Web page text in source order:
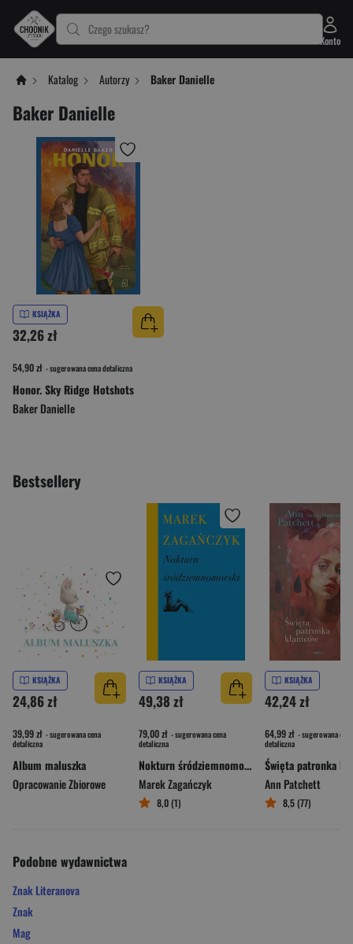
Czego szukasz?
Konto
Katalog Autorzy Baker Danielle
Baker Danielle
KSIĄŻKA
32,26 zł
54,90 zł - sugerowana cena detaliczna
Honor. Sky Ridge Hotshots
Baker Danielle
Bestsellery
KSIĄŻKA
24,86 zł
39,99 zł - sugerowana cena
detaliczna
Album maluszka
Opracowanie Zbiorowe
KSIĄŻKA
49,38 zł
79,00 zł - sugerowana cena
detaliczna
Nokturn śródziemnomorski
Marek Zagańczyk
8,0 (1)
KSIĄŻKA
42,24 zł
64,99 zł - sugerowana cena
detaliczna
Ann Patchett
8,5 (77)
Podobne wydawnictwa
Znak Literanova
Znak
Mag